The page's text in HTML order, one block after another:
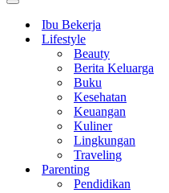
Menu
NavigasiIbu Bekerja
Lifestyle
Beauty
Berita Keluarga
Buku
Kesehatan
Keuangan
Kuliner
Lingkungan
Traveling
Parenting
Pendidikan